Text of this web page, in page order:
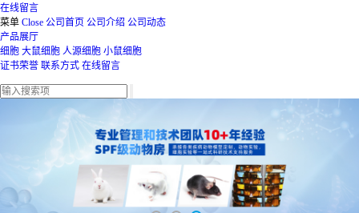
在线留言
菜单 Close 公司首页 公司介绍 公司动态
产品展厅
细胞 大鼠细胞 人源细胞 小鼠细胞
证书荣誉 联系方式 在线留言